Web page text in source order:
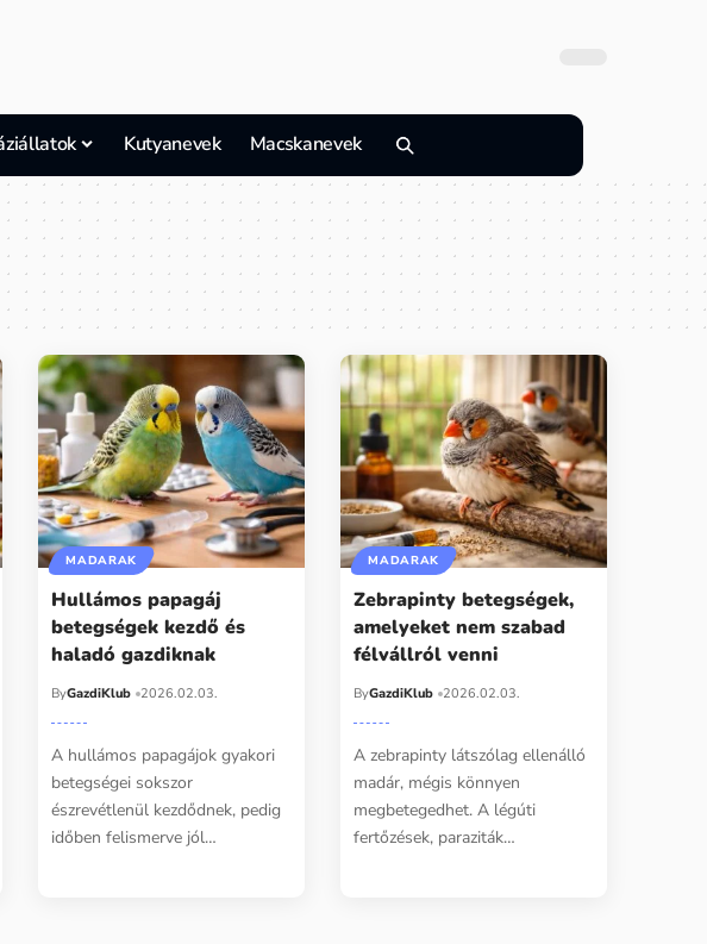
Kutyanevek Macskanevek
MADARAK
Hullámos papagáj
betegségek kezdő és
haladó gazdiknak
ByGazdiKlub 2026.02.03.
A hullámos papagájok gyakori
betegségei sokszor
észrevétlenül kezdődnek, pedig
időben felismerve jól…
MADARAK
Zebrapinty betegségek,
amelyeket nem szabad
félvállról venni
ByGazdiKlub 2026.02.03.
A zebrapinty látszólag ellenálló
madár, mégis könnyen
megbetegedhet. A légúti
fertőzések, paraziták…